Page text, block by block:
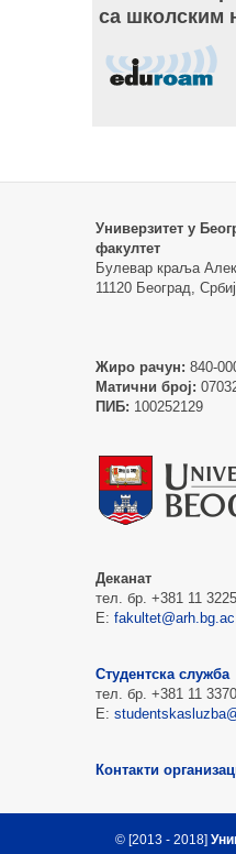
са школским
Универзитет у
факултет
Булевар краља
11120 Београд,
Жиро рачун: 840-
Матични број:
ПИБ: 100252129
Деканат
тел. бр. +381 11
Е:
Студентска служба
тел. бр. +381 11
Е:
Контакти
© [2013 - 2018]